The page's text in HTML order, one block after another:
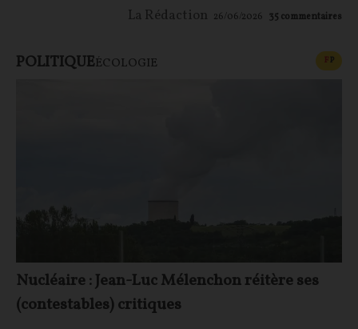
La Rédaction 26/06/2026 35 commentaires
POLITIQUEÉCOLOGIE FP
Nucléaire : Jean-Luc Mélenchon réitère ses
(contestables) critiques